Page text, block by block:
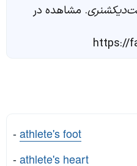
. مشاهده در
https://
-athlete's foot
-athlete's heart